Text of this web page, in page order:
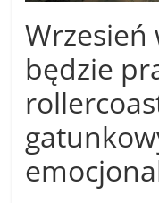
Wrzesień
będzie